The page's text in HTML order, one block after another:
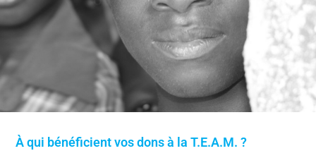
À qui bénéficient vos dons à la T.E.A.M. ?